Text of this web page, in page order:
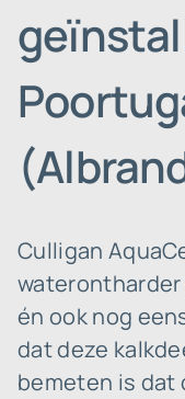
Culligan
én ook nog
dat deze
bemeten is dat